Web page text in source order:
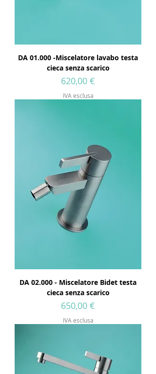
DA 01.000 -Miscelatore lavabo testa
cieca senza scarico
Prezzo
620,00 €
IVA esclusa
DA 02.000 - Miscelatore Bidet testa
cieca senza scarico
Prezzo
650,00 €
IVA esclusa